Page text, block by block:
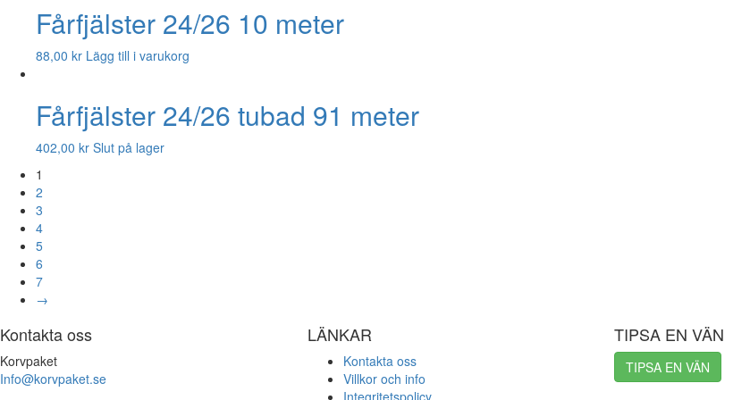
Fårfjälster 24/26 10 meter
88,00 kr Lägg till i varukorg
Fårfjälster 24/26 tubad 91 meter
402,00 kr Slut på lager
1
2
3
4
5
6
7
→
Kontakta oss
Korvpaket
Info@korvpaket.se
LÄNKAR
Kontakta oss
Villkor och info
Integritetspolicy
TIPSA EN VÄN
TIPSA EN VÄN